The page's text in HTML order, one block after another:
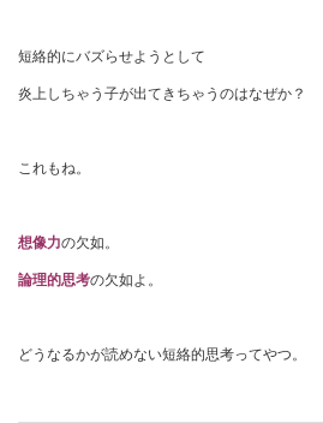
短絡的にバズらせようとして
炎上しちゃう子が出てきちゃうのはなぜか？
これもね。
想像力の欠如。
論理的思考の欠如よ。
どうなるかが読めない短絡的思考ってやつ。